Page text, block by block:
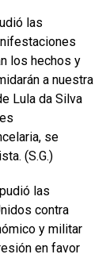
las
los hechos y
a nuestra
Lula da Silva
se
(S.G.)
las
contra
y militar
en favor